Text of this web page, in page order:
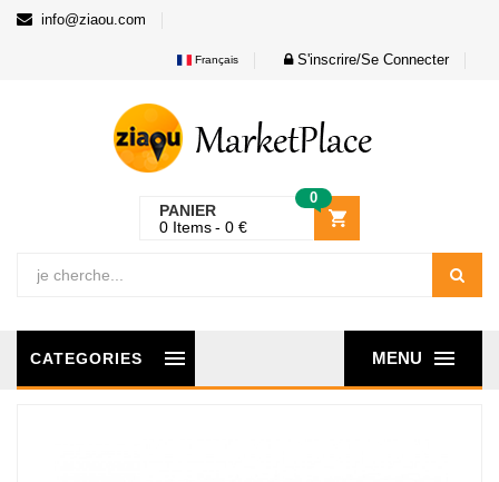
info@ziaou.com
Français S'inscrire/Se Connecter
PANIER
0
0 Items 0 €
MENU
CATEGORIES